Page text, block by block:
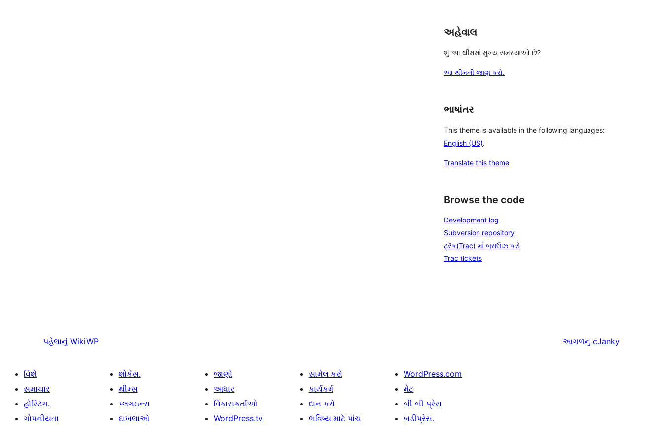
અહેવાલ
શું આ થીમમાં મુખ્ય સમસ્યાઓ છે?
આ થીમની જાણ કરો.
ભાષાંતર
This theme is available in the following languages:
English (US).
Translate this theme
Browse the code
Development log
Subversion repository
ટ્રૅક(Trac) માં બ્રાઉઝ કરો
Trac tickets
પહેલાનું WikiWP આગળનું cJanky
વિશે
સમાચાર
હોસ્ટિંગ.
ગોપનીયતા
શોકેસ.
થીમ્સ
પ્લગઇન્સ
દાખલાઓ
જાણો
આધાર
વિકાસકર્તાઓ
WordPress.tv
સામેલ કરો
કાર્યકર્મ
દાન કરો
ભવિષ્ય માટે પાંચ
WordPress.com
મેટ
બી બી પ્રેસ
બડીપ્રેસ.